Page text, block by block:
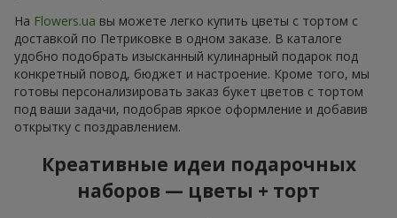
На Flowers.ua вы можете легко купить цветы с тортом с
доставкой по Петриковке в одном заказе. В каталоге
удобно подобрать изысканный кулинарный подарок под
конкретный повод, бюджет и настроение. Кроме того, мы
готовы персонализировать заказ букет цветов с тортом
под ваши задачи, подобрав яркое оформление и добавив
открытку с поздравлением.
Креативные идеи подарочных
наборов — цветы + торт